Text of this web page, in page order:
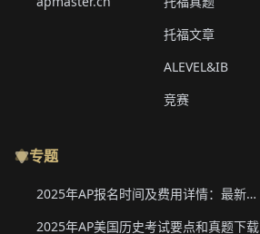
托福文章
ALEVEL&IB
竞赛
专题
2025年AP报名时间及费用详情：最新香港、韩国、新加坡二轮报名信息
2025年AP美国历史考试要点和真题下载